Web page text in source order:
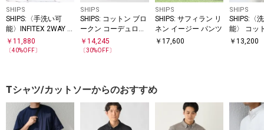
SHIPS
SHIPS:〈手洗い可
能〉INFITEX 2WAY ス
トレッチ スラックス
￥ 11,880
〔40%OFF〕
SHIPS
SHIPS: コットン ブロ
ークン コーデュロイ
スラックス
￥14,245
〔30%OFF〕
SHIPS
SHIPS: サフィラン リ
ネン イージー パンツ
￥ 17,600
SHIPS
SHIPS:〈
能〉 コッ
ヤ ソリッ
￥13,200
Tシャツ/カットソーからのおすすめ